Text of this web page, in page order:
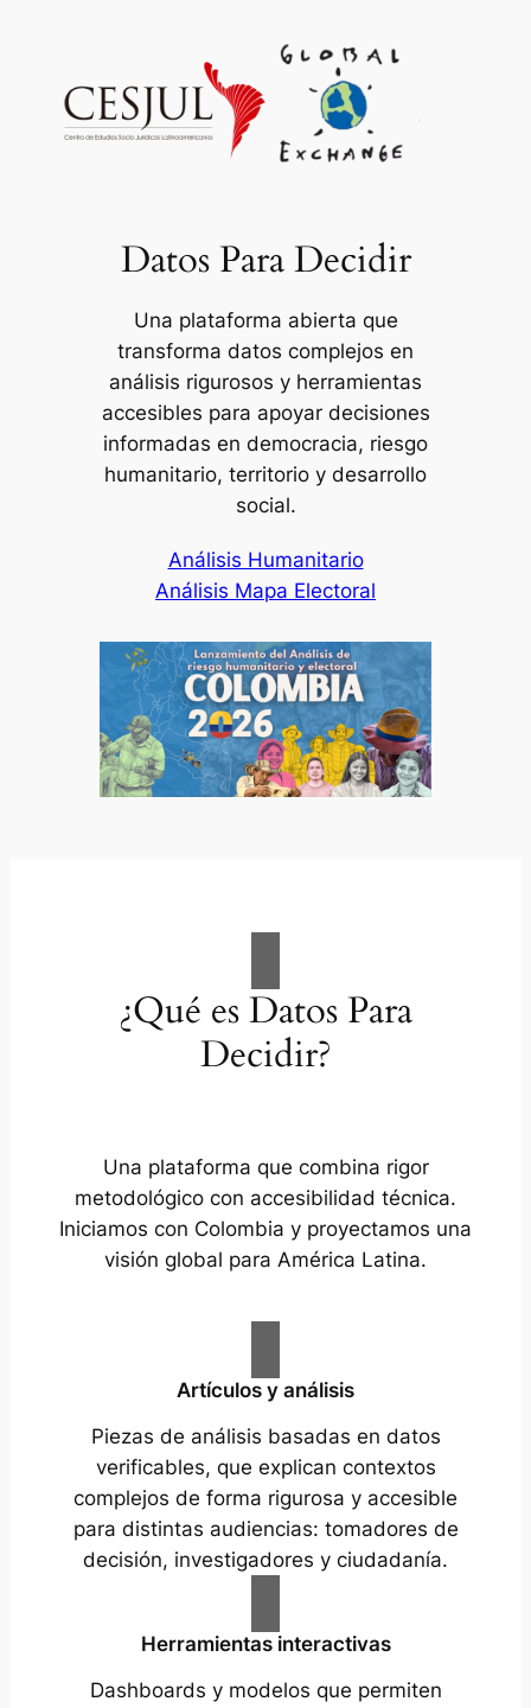
contenido
Datos Para Decidir
Una plataforma abierta que
transforma datos complejos en
análisis rigurosos y herramientas
accesibles para apoyar decisiones
informadas en democracia, riesgo
humanitario, territorio y desarrollo
social.
Análisis Humanitario
Análisis Mapa Electoral
¿Qué es Datos Para
Decidir?
Una plataforma que combina rigor
metodológico con accesibilidad técnica.
Iniciamos con Colombia y proyectamos una
visión global para América Latina.
Artículos y análisis
Piezas de análisis basadas en datos
verificables, que explican contextos
complejos de forma rigurosa y accesible
para distintas audiencias: tomadores de
decisión, investigadores y ciudadanía.
Herramientas interactivas
Dashboards y modelos que permiten